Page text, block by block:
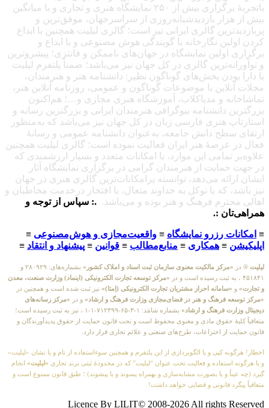
باتجربهٔ برگزاری بیش از ۲۵۰ نمایشگاه هنری و تجاری و با میانگین
بیش از هزار بازدیدشبانه‌روزی از سراسرجهان، موفق‌ترین و
پربازدیدترین گالری ایرانی نیز است؛ گالری لیلیت همچنین با ابداع
کردن اولین نگارخانه با گویندگی هوش مصنوعی و با ابداع و
برگزاری اولین نمایشگاه در جهان‌های ناممکن و فانتزی؛ پیشروترین
و نوآورانه‌ترین گالری در کل جهان نیز می‌باشد؛ ضمناً پلتفرم لیلیت
با دارا بودن بخش‌های گوناگون نظیر: دانشنامه هنر و هنرمندان،
مجلات آنلاین با موضوعات گوناگون و عمومی، روزنامه آنلاین هنر،
تماشاخانه و مدیاکلاب، آموزشگاه هنری مجازی و…؛ هم‌اکنون
بزرگترین دانشنامه بیوگرافی هنرمندان ایرانی و بزرگترین رسانه و
استارتاپ هنری فارسی زبان در کل جهان نیز می‌باشد که به‌منظور
ارتقای سطح دانش جامعه، به‌عنوان دانشنامه عمومی و رسانهٔ
فعال در عرصهٔ هنر ایران فعالیت نموده است؛ گالری لیلیت همچنین
علاوه‌بر تمامی این موارد، با امکانات متعدد و بسیار ارزشمندی که
در جهت حمایت از هنرمندان گرامی در برگزاری نمایشگاه آثار
ایشان ارائه می‌دهد، توانسته پرامکانات‌ترین گالری هنری در جهان
نیز باشد، که با توکل به خداوند متعال، با افتخار درخدمت مخاطبان و
اهالی محترم فرهنگ و هنر بوده و می‌باشد. .: سپاس از توجه و
همراهی‌تان :.
≡ امکانات رزرو نمایشگاه ≡ واقعیت‌مجازی و هوش‌مصنوعی ≡
اپلیکیشن ≡ همکاری ≡ منابع‌مطالب ≡ قوانین ≡ پیشنهاد و انتقاد ≡
لیلیت ® در «مرکز مالکیت معنوی سازمان ثبت اسناد و املاک کشور»
بشماره‌های: ۲۸۰۹۲۹ و
۴۵۱۸۴۱ ، به ثبت رسیده است و در
«مرکز توسعه تجارت الکترونیکی (اینماد) وزارت صنعت، معدن
و تجارت» و «سامانه احراز مشتریان تجارت الکترونیکی (اِمتا)» نیز ثبت شده است و همچنین در
«مرکز توسعه فرهنگ و هنر در فضای‌مجازی وزارت فرهنگ و ارشاد» و در «مرکز رسانه‌های
دیجیتال وزارت فرهنگ و ارشاد»
بشماره شامَد: ۱-۳-۶۵-۷۱۲۳۹۹-۱-۱ ، نیز به ثبت رسیده است؛
متعاقباً کلیهٔ حقوق مادی و معنوی محفوظ است و تحت قانون حمایت از حقوق پدیدآورندگان و
قانون حمایت از اختراعات، طرح‌های صنعتی و علائم تجاری قرار دارد.
اخطار! هرگونه کپی و یا الگوبرداری از این پلتفرم و همچنین سوءاستفاده از نام و یا نشان «لیلیت»
و یا هرگونه استفاده و فعالیت تحت عنوان “لیلیت” که در محدودهٔ ثبتی برند تجاری «لیلیت» انجام
گیرد (چه عیناً و یا بصورت مشابه‌سازی و بهمراه پسوند و یا پیشوند) ؛ طبق قانون ممنوع است و
متعاقباً پیگرد قانونی و قضایی خواهد داشت!
Licence By LILIT© 2008-2026 All rights Reserved